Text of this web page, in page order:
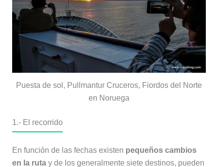
Puesta de sol, Pullmantur Cruceros, Fiordos del Norte
en Noruega
1.- El recorrido
En función de las fechas existen pequeños cambios
en la rutay de los generalmente siete destinos, pueden